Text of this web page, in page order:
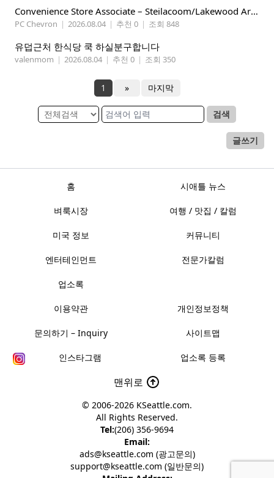
Convenience Store Associate – Steilacoom/Lakewood Area, $19 -$21/hr
PC Chevron | 2026.08.04 | 추천 0 | 조회 848
유덥근처 한식당 쿡 하실분구합니다
valenmom | 2026.08.04 | 추천 0 | 조회 350
1 » 마지막
검색
글쓰기
홈 시애틀 뉴스
벼룩시장 여행 / 맛집 / 칼럼
미국 정보 커뮤니티
엔터테인먼트 전문가칼럼
업소록
이용약관 개인정보정책
문의하기 – Inquiry 사이트맵
인스타그램 업소록 등록
맨위로
© 2006-2026 KSeattle.com.
All Rights Reserved.
Tel:(206) 356-9694
Email:
ads@kseattle.com (광고문의)
support@kseattle.com (일반문의)